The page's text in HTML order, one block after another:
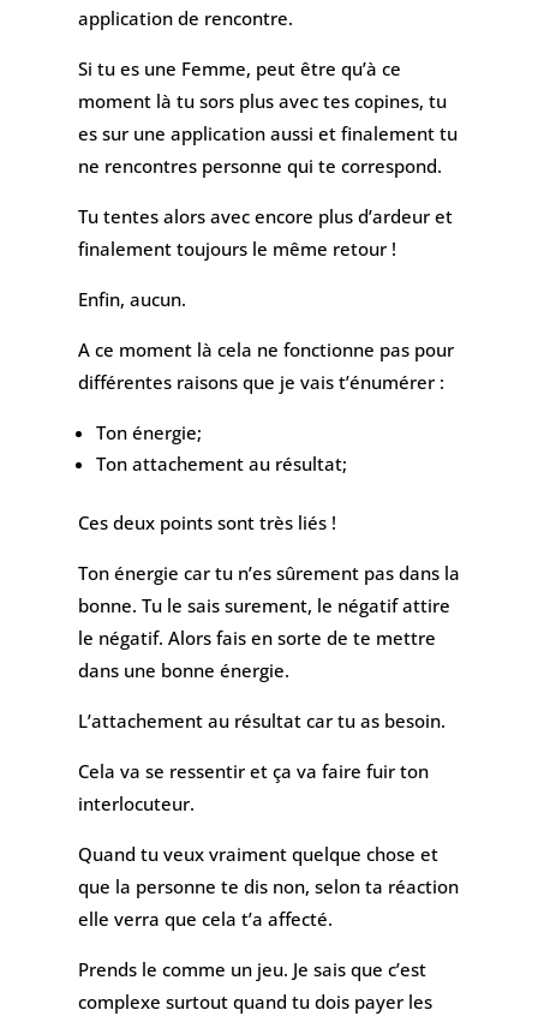
application de rencontre.
Si tu es une Femme, peut être qu’à ce
moment là tu sors plus avec tes copines, tu
es sur une application aussi et finalement tu
ne rencontres personne qui te correspond.
Tu tentes alors avec encore plus d’ardeur et
finalement toujours le même retour !
Enfin, aucun.
A ce moment là cela ne fonctionne pas pour
différentes raisons que je vais t’énumérer :
Ton énergie;
Ton attachement au résultat;
Ces deux points sont très liés !
Ton énergie car tu n’es sûrement pas dans la
bonne. Tu le sais surement, le négatif attire
le négatif. Alors fais en sorte de te mettre
dans une bonne énergie.
L’attachement au résultat car tu as besoin.
Cela va se ressentir et ça va faire fuir ton
interlocuteur.
Quand tu veux vraiment quelque chose et
que la personne te dis non, selon ta réaction
elle verra que cela t’a affecté.
Prends le comme un jeu. Je sais que c’est
complexe surtout quand tu dois payer les